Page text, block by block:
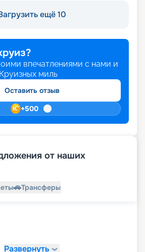
ещё 10
впечатлениями с нами и
Круизных миль
Оставить отзыв
+500
от наших
🚗Трансферы
Развернуть